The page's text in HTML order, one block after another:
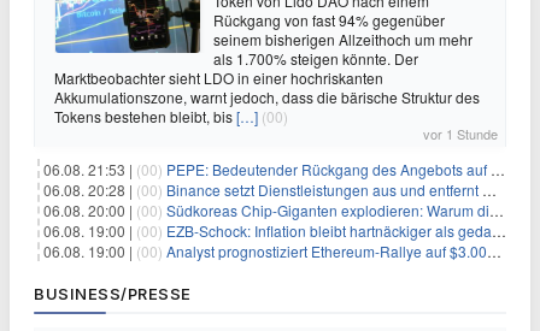
Rückgang von fast 94% gegenüber
seinem bisherigen Allzeithoch um mehr
als 1.700% steigen könnte. Der
Marktbeobachter sieht LDO in einer hochriskanten
Akkumulationszone, warnt jedoch, dass die bärische Struktur des
Tokens bestehen bleibt, bis[…] (00)
vor 1 Stunde
06.08. 21:53 | (00) PEPE: Bedeutender Rückgang des Angebots auf Börsen – Was kommt als Nächstes?
06.08. 20:28 | (00) Binance setzt Dienstleistungen aus und entfernt mehrere Krypto-Paare: Wer ist betroffen?
06.08. 20:00 | (00) Südkoreas Chip-Giganten explodieren: Warum dieser Rekord-Tag die KI-Branche erschüttert
06.08. 19:00 | (00) EZB-Schock: Inflation bleibt hartnäckiger als gedacht – 2027 wird zum kritischen Test
06.08. 19:00 | (00) Analyst prognostiziert Ethereum-Rallye auf $3.000 nach entscheidendem On-Chain-Ausbruch
BUSINESS/PRESSE